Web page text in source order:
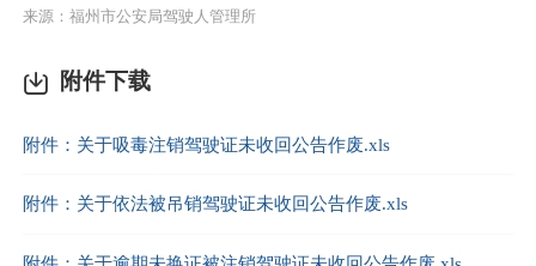
来源：福州市公安局驾驶人管理所
附件下载
附件：关于吸毒注销驾驶证未收回公告作废.xls
附件：关于依法被吊销驾驶证未收回公告作废.xls